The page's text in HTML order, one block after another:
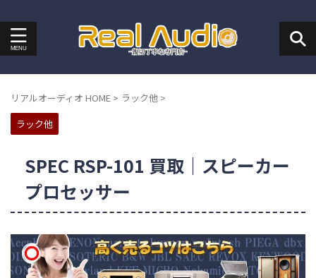
リアルオーディオ HOME > ラック他 >
ラック他
SPEC RSP-101 買取｜スピーカー
プロセッサー